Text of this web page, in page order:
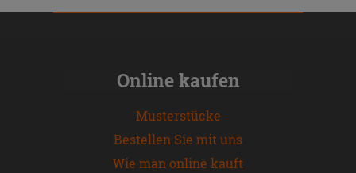
Online kaufen
Musterstücke
Bestellen Sie mit uns
Wie man online kauft